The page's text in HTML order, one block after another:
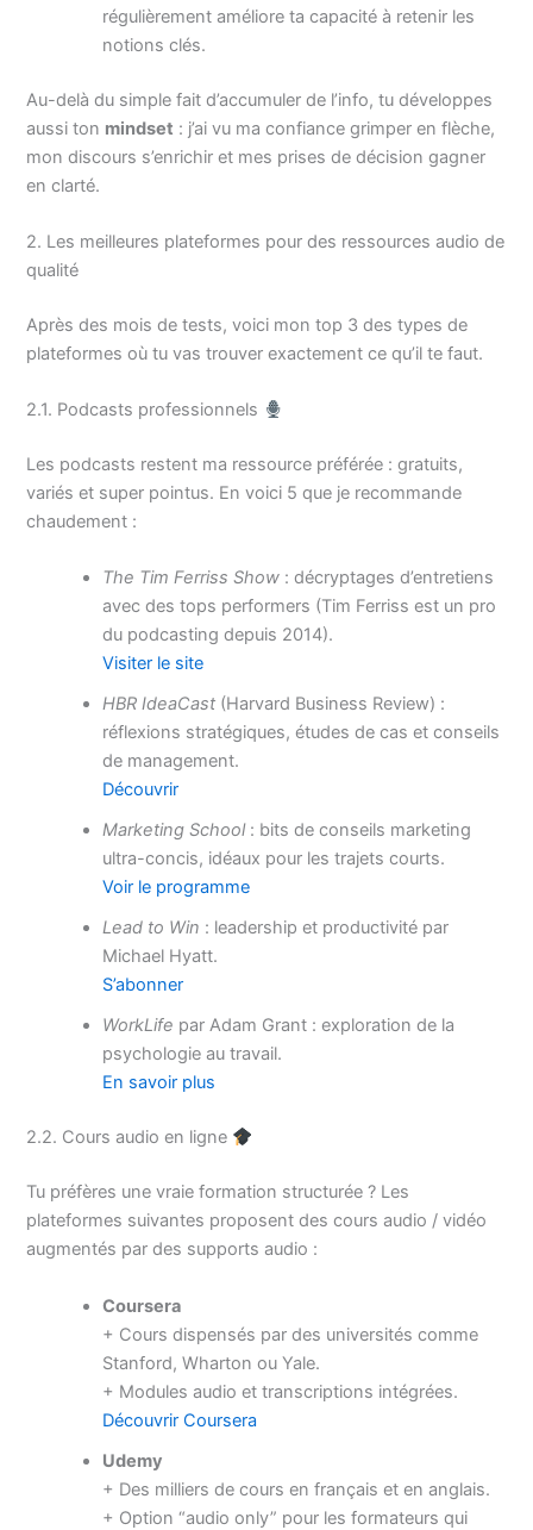
régulièrement améliore ta capacité à retenir les
notions clés.
Au-delà du simple fait d’accumuler de l’info, tu développes
aussi ton mindset : j’ai vu ma confiance grimper en flèche,
mon discours s’enrichir et mes prises de décision gagner
en clarté.
2. Les meilleures plateformes pour des ressources audio de
qualité
Après des mois de tests, voici mon top 3 des types de
plateformes où tu vas trouver exactement ce qu’il te faut.
2.1. Podcasts professionnels
Les podcasts restent ma ressource préférée : gratuits,
variés et super pointus. En voici 5 que je recommande
chaudement :
The Tim Ferriss Show : décryptages d’entretiens
avec des tops performers (Tim Ferriss est un pro
du podcasting depuis 2014).
Visiter le site
HBR IdeaCast (Harvard Business Review) :
réflexions stratégiques, études de cas et conseils
de management.
Découvrir
Marketing School: bits de conseils marketing
ultra-concis, idéaux pour les trajets courts.
Voir le programme
Lead to Win : leadership et productivité par
Michael Hyatt.
S’abonner
WorkLife par Adam Grant : exploration de la
psychologie au travail.
En savoir plus
2.2. Cours audio en ligne
Tu préfères une vraie formation structurée ? Les
plateformes suivantes proposent des cours audio / vidéo
augmentés par des supports audio :
Coursera
+ Cours dispensés par des universités comme
Stanford, Wharton ou Yale.
+ Modules audio et transcriptions intégrées.
Découvrir Coursera
Udemy
+ Des milliers de cours en français et en anglais.
+ Option “audio only” pour les formateurs qui